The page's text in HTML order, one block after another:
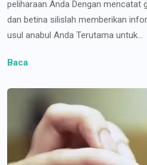
peliharaan Anda Dengan mencatat
dan betina silislah memberikan
usul anabul Anda Terutama untuk...
Baca